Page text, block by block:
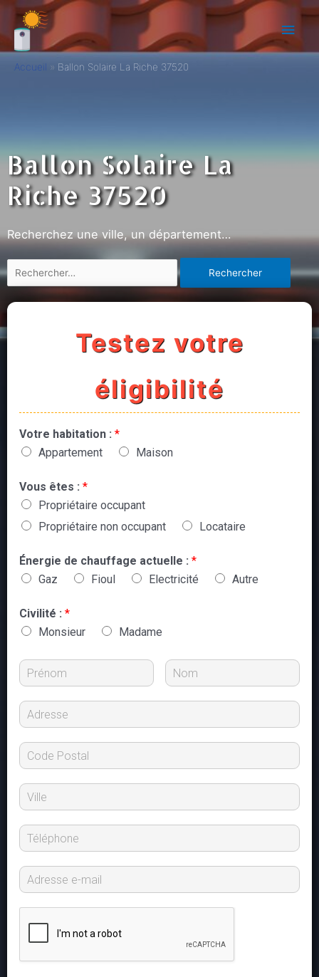
Accueil Ballon Solaire La Riche 37520
Ballon Solaire La
Riche 37520
Recherchez une ville, un département…
Testez votre
éligibilité
Votre habitation : *
Appartement
Maison
Vous êtes : *
Propriétaire occupant
Propriétaire non occupant
Locataire
Énergie de chauffage actuelle : *
Gaz
Fioul Electricité Autre
Civilité : *
Monsieur
Madame